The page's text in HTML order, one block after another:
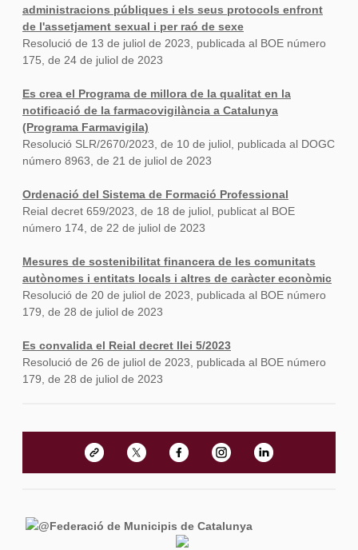
administracions públiques i els seus protocols enfront
de l'assetjament sexual i per raó de sexe
Resolució de 13 de juliol de 2023, publicada al BOE número
175, de 24 de juliol de 2023
Es crea el Programa de millora de la qualitat en la
notificació de la farmacovigilància a Catalunya
(Programa Farmavigila)
Resolució SLR/2670/2023, de 10 de juliol, publicada al DOGC
número 8963, de 21 de juliol de 2023
Ordenació del Sistema de Formació Professional
Reial decret 659/2023, de 18 de juliol, publicat al BOE
número 174, de 22 de juliol de 2023
Mesures de sostenibilitat financera de les comunitats
autònomes i entitats locals i altres de caràcter econòmic
Resolució de 20 de juliol de 2023, publicada al BOE número
179, de 28 de juliol de 2023
Es convalida el Reial decret llei 5/2023
Resolució de 26 de juliol de 2023, publicada al BOE número
179, de 28 de juliol de 2023
@Federació de Municipis de Catalunya